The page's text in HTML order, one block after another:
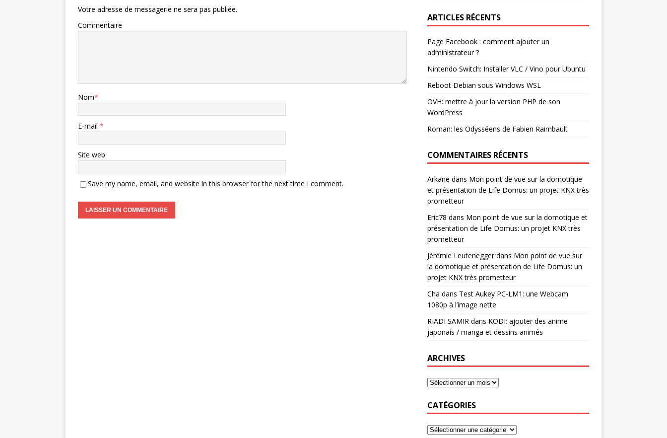
Votre adresse de messagerie ne sera pas publiée.
Commentaire
Nom*
E-mail *
Site web
Save my name, email, and website in this browser for the next time I comment.
ARTICLES RÉCENTS
Page Facebook : comment ajouter un
administrateur ?
Nintendo Switch: Installer VLC / Vino pour Ubuntu
Reboot Debian sous Windows WSL
OVH: mettre à jour la version PHP de son
WordPress
Roman: les Odysséens de Fabien Raimbault
COMMENTAIRES RÉCENTS
Arkane dans Mon point de vue sur la domotique
et présentation de Life Domus: un projet KNX très
prometteur
Eric78 dans Mon point de vue sur la domotique et
présentation de Life Domus: un projet KNX très
prometteur
Jérémie Leuteneggerdans Mon point de vue sur
la domotique et présentation de Life Domus: un
projet KNX très prometteur
Cha dans Test Aukey PC-LM1: une Webcam
1080p à l’image nette
RIADI SAMIRdans KODI: ajouter des anime
japonais / manga et dessins animés
ARCHIVES
CATÉGORIES